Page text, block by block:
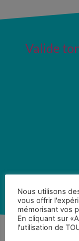
Valide
Nous utilisons
vous offrir
mémorisant vos
En cliquant sur
l'utilisation de